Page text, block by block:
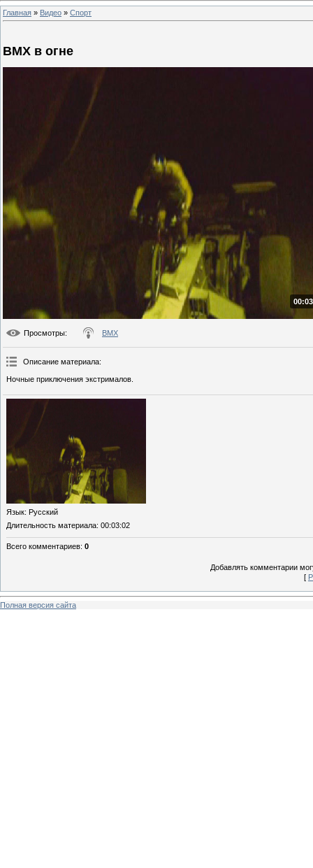
Главная » Видео » Спорт
BMX в огне
Просмотры: BMX
Описание материала:
Ночные приключения экстрималов.
Язык: Русский
Длительность материала: 00:03:02
Всего комментариев: 0
Добавлять комментарии
[
Полная версия сайта